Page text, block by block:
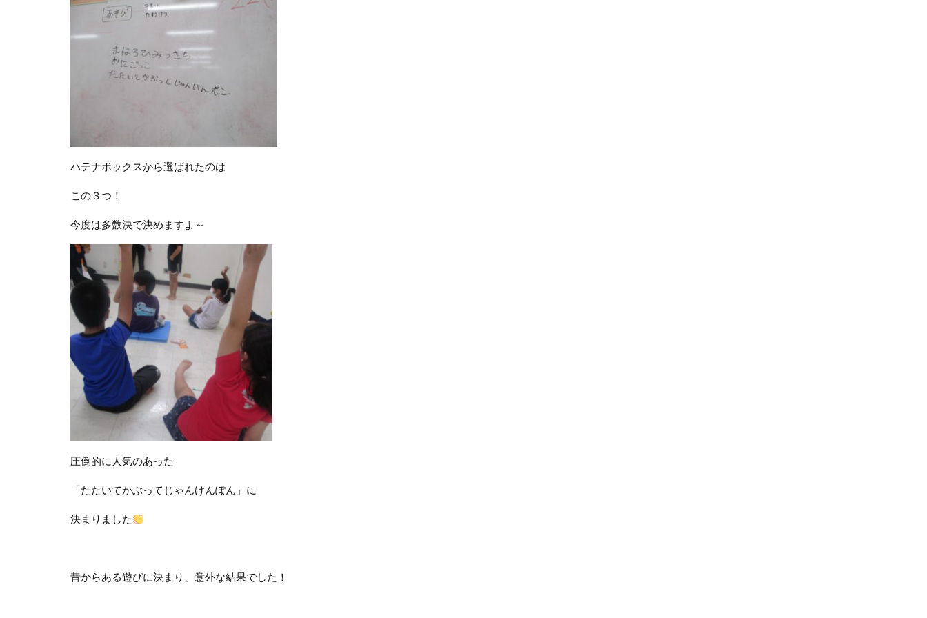
ハテナボックスから選ばれたのは
この３つ！
今度は多数決で決めますよ～
圧倒的に人気のあった
「たたいてかぶってじゃんけんぽん」に
決まりました
昔からある遊びに決まり、意外な結果でした！